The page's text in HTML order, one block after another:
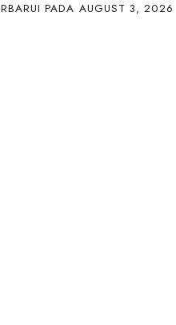
PADA AUGUST 3, 2026